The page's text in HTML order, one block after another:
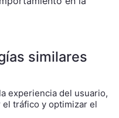
similares
experiencia del usuario,
tráfico y optimizar el